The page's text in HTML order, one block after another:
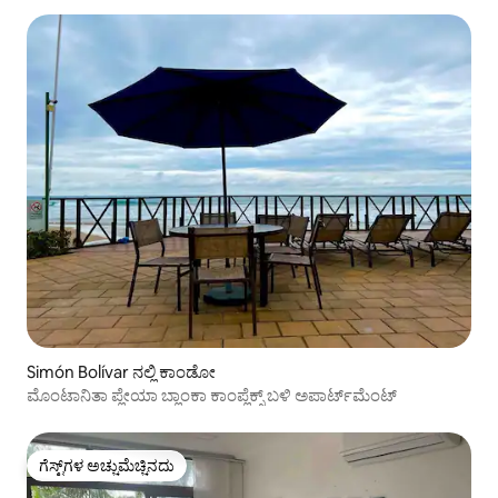
Simón Bolívar ನಲ್ಲಿ ಕಾಂಡೋ
ಮೊಂಟಾನಿತಾ ಪ್ಲೇಯಾ ಬ್ಲಾಂಕಾ ಕಾಂಪ್ಲೆಕ್ಸ್ ಬಳಿ ಅಪಾರ್ಟ್‌ಮೆಂಟ್
ಗೆಸ್ಟ್‌ಗಳ ಅಚ್ಚುಮೆಚ್ಚಿನದು
ಗೆಸ್ಟ್‌ಗಳ ಅಚ್ಚುಮೆಚ್ಚಿನದು